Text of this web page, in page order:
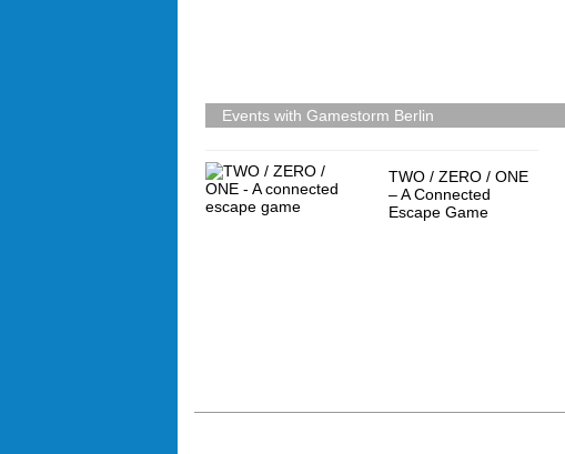
Events with Gamestorm Berlin
TWO / ZERO / ONE
– A Connected
Escape Game